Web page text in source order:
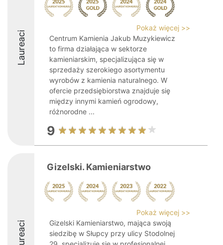
Laureaci
Pokaż więcej >>
Centrum Kamienia Jakub Muzykiewicz
to firma działająca w sektorze
kamieniarskim, specjalizująca się w
sprzedaży szerokiego asortymentu
wyrobów z kamienia naturalnego. W
ofercie przedsiębiorstwa znajduje się
między innymi kamień ogrodowy,
różnorodne ...
9
Laureaci
Gizelski. Kamieniarstwo
Pokaż więcej >>
Gizelski Kamieniarstwo, mająca swoją
siedzibę w Słupcy przy ulicy Stodolnej